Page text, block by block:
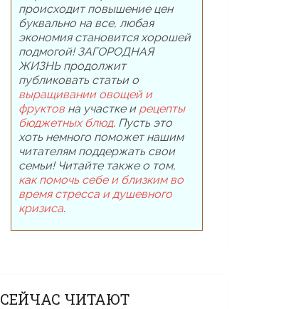
происходит повышение цен
буквально на все, любая
экономия становится хорошей
подмогой! ЗАГОРОДНАЯ
ЖИЗНЬ продолжит
публиковать статьи о
выращивании овощей и
фруктов на участке и рецепты
бюджетных блюд. Пусть это
хоть немного поможет нашим
читателям поддержать свои
семьи! Читайте также о том,
как помочь себе и близким во
время стресса и душевного
кризиса.
СЕЙЧАС ЧИТАЮТ